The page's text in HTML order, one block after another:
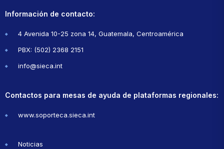
Información de contacto:
4 Avenida 10-25 zona 14, Guatemala, Centroamérica
PBX: (502) 2368 2151
info@sieca.int
Contactos para mesas de ayuda de plataformas regionales:
www.soporteca.sieca.int
Noticias